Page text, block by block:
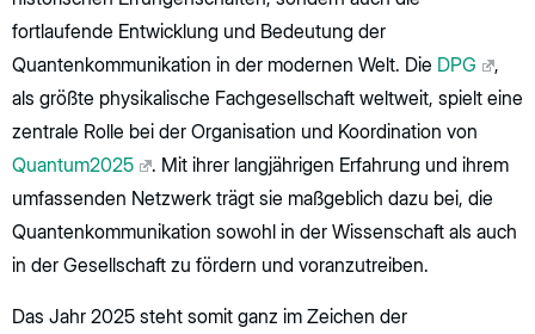
fortlaufende Entwicklung und Bedeutung der
Quantenkommunikation in der modernen Welt. Die DPG
,
als größte physikalische Fachgesellschaft weltweit, spielt eine
zentrale Rolle bei der Organisation und Koordination von
Quantum2025
. Mit ihrer langjährigen Erfahrung und ihrem
umfassenden Netzwerk trägt sie maßgeblich dazu bei, die
Quantenkommunikation sowohl in der Wissenschaft als auch
in der Gesellschaft zu fördern und voranzutreiben.
Das Jahr 2025 steht somit ganz im Zeichen der